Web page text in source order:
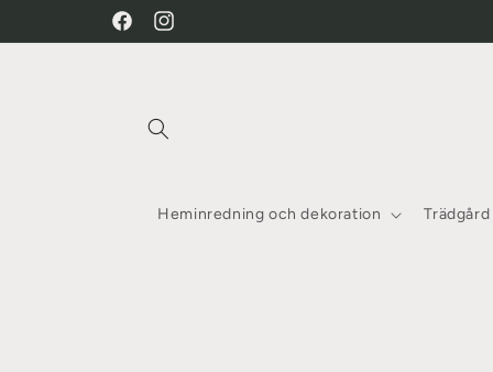
FacebookInstagram
Heminredning och dekoration